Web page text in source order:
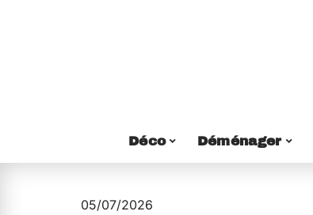
Déco Déménager
05/07/2026